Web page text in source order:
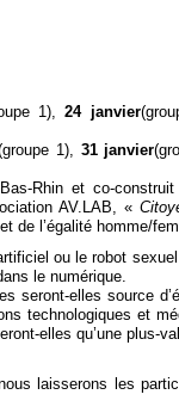
1),24 janvier
1), 31 janvier
Rhin et co-
AV.LAB, «
de l’égalité homme/
ou le robot
le numérique.
seront-elles source
technologiques et
elles qu’une plus-
laisserons les